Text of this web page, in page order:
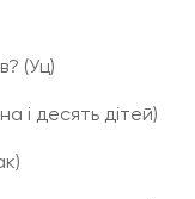
(Уц)
і десять дітей)